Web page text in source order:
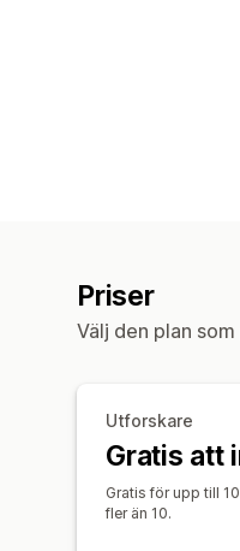
Priser
Välj den plan
Utforskare
Gratis att
Gratis för upp till
fler än 10.